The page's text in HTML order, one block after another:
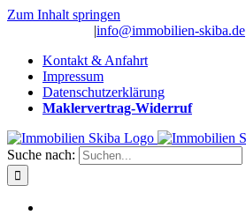
Zum Inhalt springen
|info@immobilien-skiba.de
Kontakt & Anfahrt
Impressum
Datenschutzerklärung
Maklervertrag-Widerruf
Suche nach: